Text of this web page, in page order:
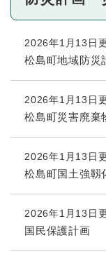
2026年1月13日
松島町地域防災
2026年1月13日
松島町災害廃棄
2026年1月13日
松島町国土強靱
2026年1月13日
国民保護計画